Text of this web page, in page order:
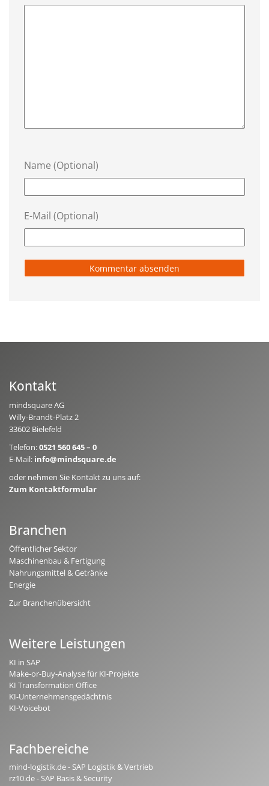
Name (Optional)
E-Mail (Optional)
Kontakt
mindsquare AG
Willy-Brandt-Platz 2
33602 Bielefeld
Telefon:0521 560 645 – 0
E-Mail: info@mindsquare.de
oder nehmen Sie Kontakt zu uns auf:
Zum Kontaktformular
Branchen
Öffentlicher Sektor
Maschinenbau & Fertigung
Nahrungsmittel & Getränke
Energie
Zur Branchenübersicht
Weitere Leistungen
KI in SAP
Make-or-Buy-Analyse für KI-Projekte
KI Transformation Office
KI-Unternehmensgedächtnis
KI-Voicebot
Fachbereiche
mind-logistik.de - SAP Logistik & Vertrieb
rz10.de - SAP Basis & Security